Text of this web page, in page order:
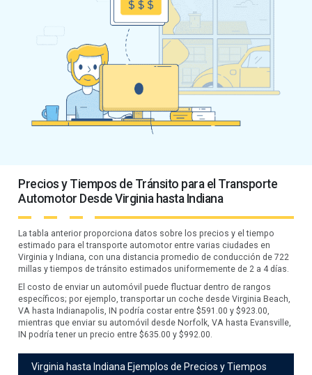
Precios y Tiempos de Tránsito para el Transporte
Automotor Desde Virginia hasta Indiana
La tabla anterior proporciona datos sobre los precios y el tiempo
estimado para el transporte automotor entre varias ciudades en
Virginia y Indiana, con una distancia promedio de conducción de 722
millas y tiempos de tránsito estimados uniformemente de 2 a 4 días.
El costo de enviar un automóvil puede fluctuar dentro de rangos
específicos; por ejemplo, transportar un coche desde Virginia Beach,
VA hasta Indianapolis, IN podría costar entre $591.00 y $923.00,
mientras que enviar su automóvil desde Norfolk, VA hasta Evansville,
IN podría tener un precio entre $635.00 y $992.00.
Virginia hasta Indiana Ejemplos de Precios y Tiempos